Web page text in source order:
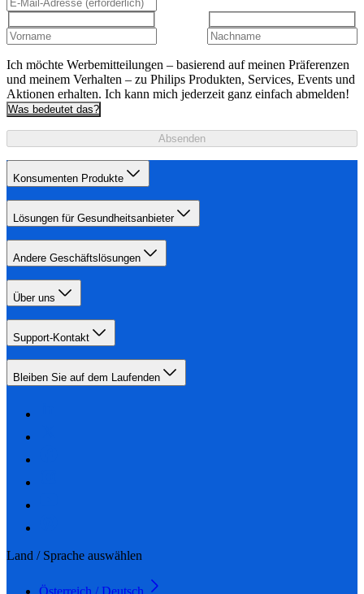
Ich möchte Werbemitteilungen – basierend auf meinen Präferenzen
und meinem Verhalten – zu Philips Produkten, Services, Events und
Aktionen erhalten. Ich kann mich jederzeit ganz einfach abmelden!
Was bedeutet das?
Absenden
Konsumenten Produkte
Lösungen für Gesundheitsanbieter
Andere Geschäftslösungen
Über uns
Support-Kontakt
Bleiben Sie auf dem Laufenden
Land / Sprache auswählen
Österreich / Deutsch